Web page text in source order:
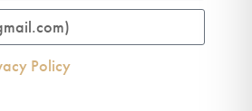
Policy